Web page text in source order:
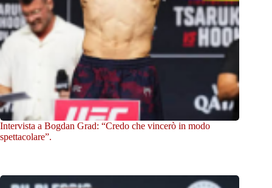
Intervista a Bogdan Grad: “Credo che vincerò in modo
spettacolare”.